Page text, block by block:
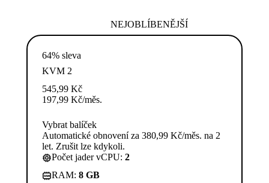
NEJOBLÍBENĚJŠÍ
64% sleva
KVM 2
545,99 Kč
197,99 Kč/měs.
Vybrat balíček
Automatické obnovení za 380,99 Kč/měs. na 2
let. Zrušit lze kdykoli.
Počet jader vCPU: 2
RAM: 8 GB